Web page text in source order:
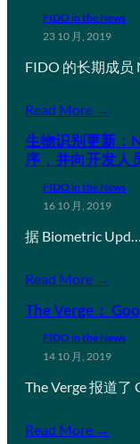
FIDO in the News
23 10 月, 2019
FIDO 的长期成员
Read More →
生物识别更新：
序，并向开发人
FIDO in the News
16 10 月, 2019
据 Biometric Upd…
Read More →
The Verge：
FIDO in the News
14 10 月, 2019
The Verge 报道了
Read More →